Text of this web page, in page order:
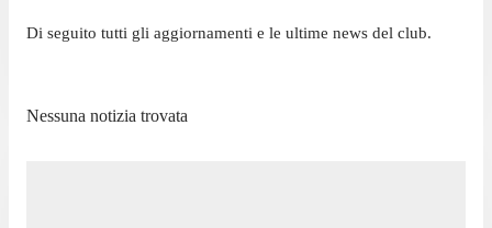
Di seguito tutti gli aggiornamenti e le ultime news del club.
Nessuna notizia trovata